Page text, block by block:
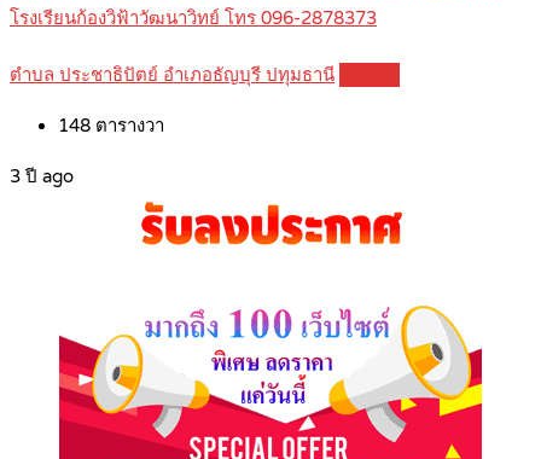
โรงเรียนก้องวิฟ้าวัฒนาวิทย์ โทร 096-2878373
ตำบล ประชาธิปัตย์ อำเภอธัญบุรี ปทุมธานี
148 ตารางวา
3 ปี ago